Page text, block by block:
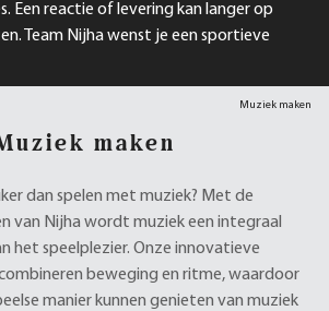
Een reactie of levering kan langer op
Team Nijha wenst je een sportieve
Muziek maken
maken
dan spelen met muziek? Met de
van Nijha wordt muziek een integraal
het speelplezier. Onze innovatieve
beweging en ritme, waardoor
manier kunnen genieten van muziek